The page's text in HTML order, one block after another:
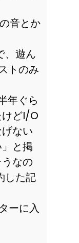
とか
、遊ん
トのみ
ぐら
どI/O
ない
と掲
なの
した記
に入